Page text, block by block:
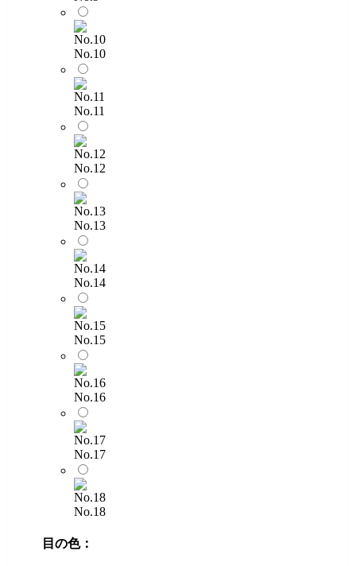
No.10
No.11
No.12
No.13
No.14
No.15
No.16
No.17
No.18
目の色：